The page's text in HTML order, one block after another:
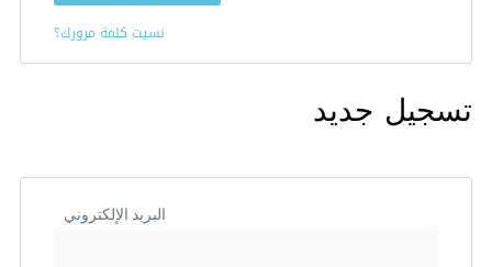
نسيت كلمة مرورك؟
تسجيل جديد
البريد الإلكتروني